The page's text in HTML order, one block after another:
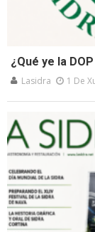
¿Qué ye la
Lasidra 1 De